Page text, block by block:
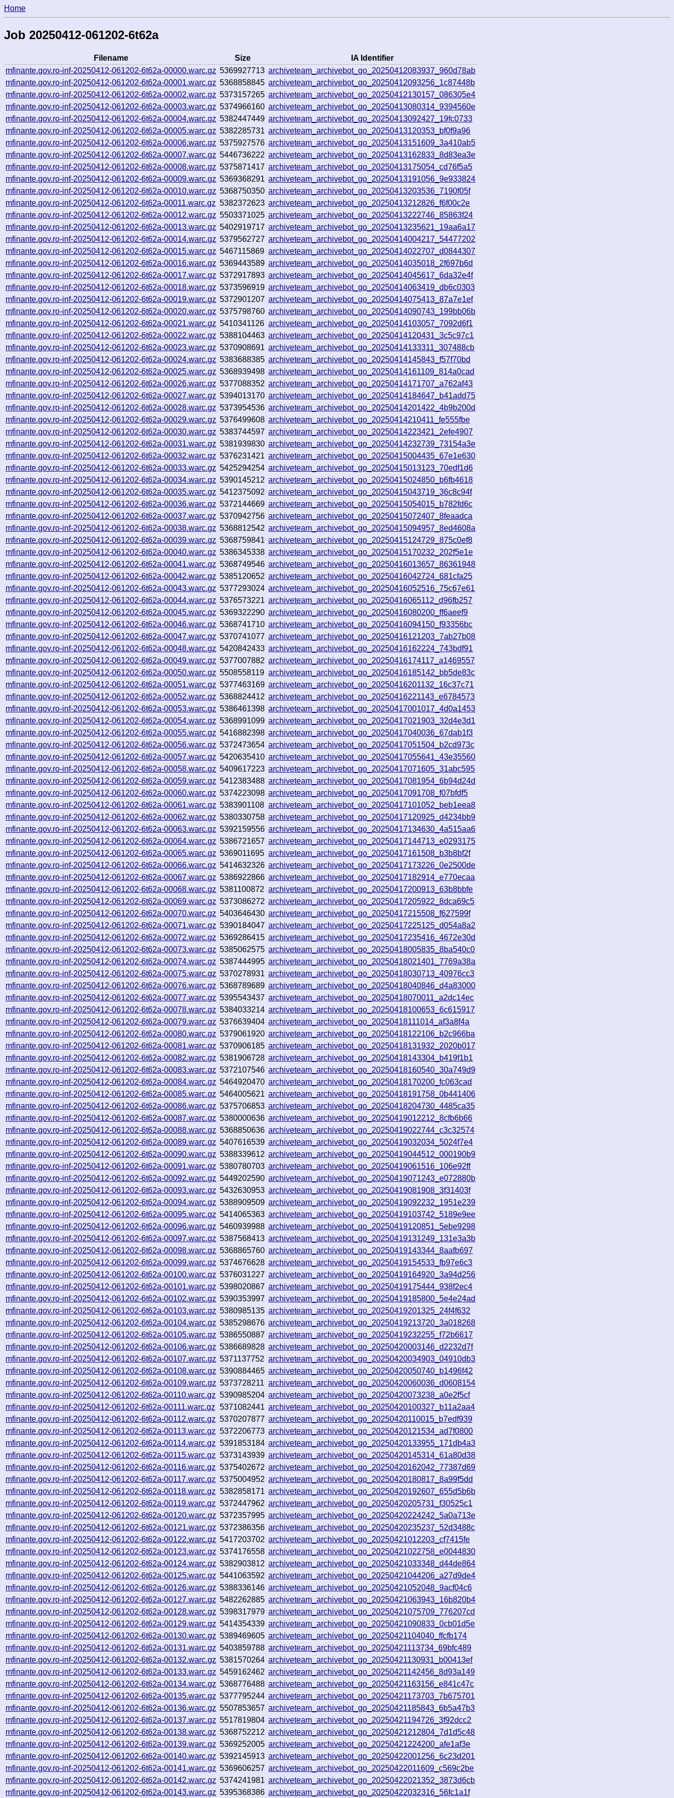
Home
Job 20250412-061202-6t62a
Filename Size
IA Identifier
mfinante.gov.ro-inf-20250412-061202-6t62a-00000.warc.gz 5369927713 archiveteam_archivebot_go_20250412083937_960d78ab
mfinante.gov.ro-inf-20250412-061202-6t62a-00001.warc.gz 5368858845 archiveteam_archivebot_go_20250412093256_1c87448b
mfinante.gov.ro-inf-20250412-061202-6t62a-00002.warc.gz 5373157265 archiveteam_archivebot_go_20250412130157_086305e4
mfinante.gov.ro-inf-20250412-061202-6t62a-00003.warc.gz 5374966160 archiveteam_archivebot_go_20250413080314_9394560e
mfinante.gov.ro-inf-20250412-061202-6t62a-00004.warc.gz 5382447449 archiveteam_archivebot_go_20250413092427_19fc0733
mfinante.gov.ro-inf-20250412-061202-6t62a-00005.warc.gz 5382285731 archiveteam_archivebot_go_20250413120353_bf0f9a96
mfinante.gov.ro-inf-20250412-061202-6t62a-00006.warc.gz 5375927576 archiveteam_archivebot_go_20250413151609_3a410ab5
mfinante.gov.ro-inf-20250412-061202-6t62a-00007.warc.gz 5446736222 archiveteam_archivebot_go_20250413162833_8d83ea3e
mfinante.gov.ro-inf-20250412-061202-6t62a-00008.warc.gz 5375871417 archiveteam_archivebot_go_20250413175054_cd76f5a5
mfinante.gov.ro-inf-20250412-061202-6t62a-00009.warc.gz 5369368291 archiveteam_archivebot_go_20250413191056_9e933824
mfinante.gov.ro-inf-20250412-061202-6t62a-00010.warc.gz 5368750350 archiveteam_archivebot_go_20250413203536_7190f05f
mfinante.gov.ro-inf-20250412-061202-6t62a-00011.warc.gz 5382372623 archiveteam_archivebot_go_20250413212826_f6f00c2e
mfinante.gov.ro-inf-20250412-061202-6t62a-00012.warc.gz 5503371025 archiveteam_archivebot_go_20250413222746_85863f24
mfinante.gov.ro-inf-20250412-061202-6t62a-00013.warc.gz 5402919717 archiveteam_archivebot_go_20250413235621_19aa6a17
mfinante.gov.ro-inf-20250412-061202-6t62a-00014.warc.gz 5379562727 archiveteam_archivebot_go_20250414004217_54477202
mfinante.gov.ro-inf-20250412-061202-6t62a-00015.warc.gz 5467115869 archiveteam_archivebot_go_20250414022707_d0844307
mfinante.gov.ro-inf-20250412-061202-6t62a-00016.warc.gz 5369443589 archiveteam_archivebot_go_20250414035018_2f697b6d
mfinante.gov.ro-inf-20250412-061202-6t62a-00017.warc.gz 5372917893 archiveteam_archivebot_go_20250414045617_6da32e4f
mfinante.gov.ro-inf-20250412-061202-6t62a-00018.warc.gz 5373596919 archiveteam_archivebot_go_20250414063419_db6c0303
mfinante.gov.ro-inf-20250412-061202-6t62a-00019.warc.gz 5372901207 archiveteam_archivebot_go_20250414075413_87a7e1ef
mfinante.gov.ro-inf-20250412-061202-6t62a-00020.warc.gz 5375798760 archiveteam_archivebot_go_20250414090743_199bb06b
mfinante.gov.ro-inf-20250412-061202-6t62a-00021.warc.gz 5410341126 archiveteam_archivebot_go_20250414103057_7092d6f1
mfinante.gov.ro-inf-20250412-061202-6t62a-00022.warc.gz 5388104463 archiveteam_archivebot_go_20250414120431_3c5c97c1
mfinante.gov.ro-inf-20250412-061202-6t62a-00023.warc.gz 5370908691 archiveteam_archivebot_go_20250414133311_307488cb
mfinante.gov.ro-inf-20250412-061202-6t62a-00024.warc.gz 5383688385 archiveteam_archivebot_go_20250414145843_f57f70bd
mfinante.gov.ro-inf-20250412-061202-6t62a-00025.warc.gz 5368939498 archiveteam_archivebot_go_20250414161109_814a0cad
mfinante.gov.ro-inf-20250412-061202-6t62a-00026.warc.gz 5377088352 archiveteam_archivebot_go_20250414171707_a762af43
mfinante.gov.ro-inf-20250412-061202-6t62a-00027.warc.gz 5394013170 archiveteam_archivebot_go_20250414184647_b41add75
mfinante.gov.ro-inf-20250412-061202-6t62a-00028.warc.gz 5373954536 archiveteam_archivebot_go_20250414201422_4b9b200d
mfinante.gov.ro-inf-20250412-061202-6t62a-00029.warc.gz 5376499608 archiveteam_archivebot_go_20250414210411_fe555fbe
mfinante.gov.ro-inf-20250412-061202-6t62a-00030.warc.gz 5383744597 archiveteam_archivebot_go_20250414223421_2efe4907
mfinante.gov.ro-inf-20250412-061202-6t62a-00031.warc.gz 5381939830 archiveteam_archivebot_go_20250414232739_73154a3e
mfinante.gov.ro-inf-20250412-061202-6t62a-00032.warc.gz 5376231421 archiveteam_archivebot_go_20250415004435_67e1e630
mfinante.gov.ro-inf-20250412-061202-6t62a-00033.warc.gz 5425294254 archiveteam_archivebot_go_20250415013123_70edf1d6
mfinante.gov.ro-inf-20250412-061202-6t62a-00034.warc.gz 5390145212 archiveteam_archivebot_go_20250415024850_b6fb4618
mfinante.gov.ro-inf-20250412-061202-6t62a-00035.warc.gz 5412375092 archiveteam_archivebot_go_20250415043719_36c8c94f
mfinante.gov.ro-inf-20250412-061202-6t62a-00036.warc.gz 5372144669 archiveteam_archivebot_go_20250415054015_b782fd6c
mfinante.gov.ro-inf-20250412-061202-6t62a-00037.warc.gz 5370942756 archiveteam_archivebot_go_20250415072407_8feaadca
mfinante.gov.ro-inf-20250412-061202-6t62a-00038.warc.gz 5368812542 archiveteam_archivebot_go_20250415094957_8ed4608a
mfinante.gov.ro-inf-20250412-061202-6t62a-00039.warc.gz 5368759841 archiveteam_archivebot_go_20250415124729_875c0ef8
mfinante.gov.ro-inf-20250412-061202-6t62a-00040.warc.gz 5386345338 archiveteam_archivebot_go_20250415170232_202f5e1e
mfinante.gov.ro-inf-20250412-061202-6t62a-00041.warc.gz 5368749546 archiveteam_archivebot_go_20250416013657_86361948
mfinante.gov.ro-inf-20250412-061202-6t62a-00042.warc.gz 5385120652 archiveteam_archivebot_go_20250416042724_681cfa25
mfinante.gov.ro-inf-20250412-061202-6t62a-00043.warc.gz 5377293024 archiveteam_archivebot_go_20250416052516_75c67e61
mfinante.gov.ro-inf-20250412-061202-6t62a-00044.warc.gz 5376573221 archiveteam_archivebot_go_20250416065112_d96fb257
mfinante.gov.ro-inf-20250412-061202-6t62a-00045.warc.gz 5369322290 archiveteam_archivebot_go_20250416080200_ff6aeef9
mfinante.gov.ro-inf-20250412-061202-6t62a-00046.warc.gz 5368741710 archiveteam_archivebot_go_20250416094150_f93356bc
mfinante.gov.ro-inf-20250412-061202-6t62a-00047.warc.gz 5370741077 archiveteam_archivebot_go_20250416121203_7ab27b08
mfinante.gov.ro-inf-20250412-061202-6t62a-00048.warc.gz 5420842433 archiveteam_archivebot_go_20250416162224_743bdf91
mfinante.gov.ro-inf-20250412-061202-6t62a-00049.warc.gz 5377007882 archiveteam_archivebot_go_20250416174117_a1469557
mfinante.gov.ro-inf-20250412-061202-6t62a-00050.warc.gz 5508558119 archiveteam_archivebot_go_20250416185142_bb5de83c
mfinante.gov.ro-inf-20250412-061202-6t62a-00051.warc.gz 5377463169 archiveteam_archivebot_go_20250416201132_16c37c71
mfinante.gov.ro-inf-20250412-061202-6t62a-00052.warc.gz 5368824412 archiveteam_archivebot_go_20250416221143_e6784573
mfinante.gov.ro-inf-20250412-061202-6t62a-00053.warc.gz 5386461398 archiveteam_archivebot_go_20250417001017_4d0a1453
mfinante.gov.ro-inf-20250412-061202-6t62a-00054.warc.gz 5368991099 archiveteam_archivebot_go_20250417021903_32d4e3d1
mfinante.gov.ro-inf-20250412-061202-6t62a-00055.warc.gz 5416882398 archiveteam_archivebot_go_20250417040036_67dab1f3
mfinante.gov.ro-inf-20250412-061202-6t62a-00056.warc.gz 5372473654 archiveteam_archivebot_go_20250417051504_b2cd973c
mfinante.gov.ro-inf-20250412-061202-6t62a-00057.warc.gz 5420635410 archiveteam_archivebot_go_20250417055641_43e35560
mfinante.gov.ro-inf-20250412-061202-6t62a-00058.warc.gz 5409617223 archiveteam_archivebot_go_20250417071605_31abc595
mfinante.gov.ro-inf-20250412-061202-6t62a-00059.warc.gz 5412383488 archiveteam_archivebot_go_20250417081954_6b94d24d
mfinante.gov.ro-inf-20250412-061202-6t62a-00060.warc.gz 5374223098 archiveteam_archivebot_go_20250417091708_f07bfdf5
mfinante.gov.ro-inf-20250412-061202-6t62a-00061.warc.gz 5383901108 archiveteam_archivebot_go_20250417101052_beb1eea8
mfinante.gov.ro-inf-20250412-061202-6t62a-00062.warc.gz 5380330758 archiveteam_archivebot_go_20250417120925_d4234bb9
mfinante.gov.ro-inf-20250412-061202-6t62a-00063.warc.gz 5392159556 archiveteam_archivebot_go_20250417134630_4a515aa6
mfinante.gov.ro-inf-20250412-061202-6t62a-00064.warc.gz 5386721657 archiveteam_archivebot_go_20250417144713_e0293175
mfinante.gov.ro-inf-20250412-061202-6t62a-00065.warc.gz 5369011695 archiveteam_archivebot_go_20250417161508_b3b8bf2f
mfinante.gov.ro-inf-20250412-061202-6t62a-00066.warc.gz 5414632326 archiveteam_archivebot_go_20250417173226_0e2500de
mfinante.gov.ro-inf-20250412-061202-6t62a-00067.warc.gz 5386922866 archiveteam_archivebot_go_20250417182914_e770ecaa
mfinante.gov.ro-inf-20250412-061202-6t62a-00068.warc.gz 5381100872 archiveteam_archivebot_go_20250417200913_63b8bbfe
mfinante.gov.ro-inf-20250412-061202-6t62a-00069.warc.gz 5373086272 archiveteam_archivebot_go_20250417205922_8dca69c5
mfinante.gov.ro-inf-20250412-061202-6t62a-00070.warc.gz 5403646430 archiveteam_archivebot_go_20250417215508_f627599f
mfinante.gov.ro-inf-20250412-061202-6t62a-00071.warc.gz 5390184047 archiveteam_archivebot_go_20250417225125_d054a8a2
mfinante.gov.ro-inf-20250412-061202-6t62a-00072.warc.gz 5369286415 archiveteam_archivebot_go_20250417235416_4672e30d
mfinante.gov.ro-inf-20250412-061202-6t62a-00073.warc.gz 5385062575 archiveteam_archivebot_go_20250418005835_8ba540c0
mfinante.gov.ro-inf-20250412-061202-6t62a-00074.warc.gz 5387444995 archiveteam_archivebot_go_20250418021401_7769a38a
mfinante.gov.ro-inf-20250412-061202-6t62a-00075.warc.gz 5370278931 archiveteam_archivebot_go_20250418030713_40976cc3
mfinante.gov.ro-inf-20250412-061202-6t62a-00076.warc.gz 5368789689 archiveteam_archivebot_go_20250418040846_d4a83000
mfinante.gov.ro-inf-20250412-061202-6t62a-00077.warc.gz 5395543437 archiveteam_archivebot_go_20250418070011_a2dc14ec
mfinante.gov.ro-inf-20250412-061202-6t62a-00078.warc.gz 5384033214 archiveteam_archivebot_go_20250418100653_6c615917
mfinante.gov.ro-inf-20250412-061202-6t62a-00079.warc.gz 5376639404 archiveteam_archivebot_go_20250418111014_af3a8f4a
mfinante.gov.ro-inf-20250412-061202-6t62a-00080.warc.gz 5379061920 archiveteam_archivebot_go_20250418122106_b2c966ba
mfinante.gov.ro-inf-20250412-061202-6t62a-00081.warc.gz 5370906185 archiveteam_archivebot_go_20250418131932_2020b017
mfinante.gov.ro-inf-20250412-061202-6t62a-00082.warc.gz 5381906728 archiveteam_archivebot_go_20250418143304_b419f1b1
mfinante.gov.ro-inf-20250412-061202-6t62a-00083.warc.gz 5372107546 archiveteam_archivebot_go_20250418160540_30a749d9
mfinante.gov.ro-inf-20250412-061202-6t62a-00084.warc.gz 5464920470 archiveteam_archivebot_go_20250418170200_fc063cad
mfinante.gov.ro-inf-20250412-061202-6t62a-00085.warc.gz 5464005621 archiveteam_archivebot_go_20250418191758_0b441406
mfinante.gov.ro-inf-20250412-061202-6t62a-00086.warc.gz 5375706853 archiveteam_archivebot_go_20250418204730_4485ca35
mfinante.gov.ro-inf-20250412-061202-6t62a-00087.warc.gz 5380000636 archiveteam_archivebot_go_20250419012212_8cfb6b66
mfinante.gov.ro-inf-20250412-061202-6t62a-00088.warc.gz 5368850636 archiveteam_archivebot_go_20250419022744_c3c32574
mfinante.gov.ro-inf-20250412-061202-6t62a-00089.warc.gz 5407616539 archiveteam_archivebot_go_20250419032034_5024f7e4
mfinante.gov.ro-inf-20250412-061202-6t62a-00090.warc.gz 5388339612 archiveteam_archivebot_go_20250419044512_000190b9
mfinante.gov.ro-inf-20250412-061202-6t62a-00091.warc.gz 5380780703 archiveteam_archivebot_go_20250419061516_106e92ff
mfinante.gov.ro-inf-20250412-061202-6t62a-00092.warc.gz 5449202590 archiveteam_archivebot_go_20250419071243_e072880b
mfinante.gov.ro-inf-20250412-061202-6t62a-00093.warc.gz 5432630953 archiveteam_archivebot_go_20250419081908_3f31403f
mfinante.gov.ro-inf-20250412-061202-6t62a-00094.warc.gz 5388909509 archiveteam_archivebot_go_20250419092232_1951e239
mfinante.gov.ro-inf-20250412-061202-6t62a-00095.warc.gz 5414065363 archiveteam_archivebot_go_20250419103742_5189e9ee
mfinante.gov.ro-inf-20250412-061202-6t62a-00096.warc.gz 5460939988 archiveteam_archivebot_go_20250419120851_5ebe9298
mfinante.gov.ro-inf-20250412-061202-6t62a-00097.warc.gz 5387568413 archiveteam_archivebot_go_20250419131249_131e3a3b
mfinante.gov.ro-inf-20250412-061202-6t62a-00098.warc.gz 5368865760 archiveteam_archivebot_go_20250419143344_8aafb697
mfinante.gov.ro-inf-20250412-061202-6t62a-00099.warc.gz 5374676628 archiveteam_archivebot_go_20250419154533_fb97e6c3
mfinante.gov.ro-inf-20250412-061202-6t62a-00100.warc.gz 5376031227 archiveteam_archivebot_go_20250419164920_3a94d256
mfinante.gov.ro-inf-20250412-061202-6t62a-00101.warc.gz 5398020867 archiveteam_archivebot_go_20250419175444_938f2ec4
mfinante.gov.ro-inf-20250412-061202-6t62a-00102.warc.gz 5390353997 archiveteam_archivebot_go_20250419185800_5e4e24ad
mfinante.gov.ro-inf-20250412-061202-6t62a-00103.warc.gz 5380985135 archiveteam_archivebot_go_20250419201325_24f4f632
mfinante.gov.ro-inf-20250412-061202-6t62a-00104.warc.gz 5385298676 archiveteam_archivebot_go_20250419213720_3a018268
mfinante.gov.ro-inf-20250412-061202-6t62a-00105.warc.gz 5386550887 archiveteam_archivebot_go_20250419232255_f72b6617
mfinante.gov.ro-inf-20250412-061202-6t62a-00106.warc.gz 5386689828 archiveteam_archivebot_go_20250420003146_d2232d7f
mfinante.gov.ro-inf-20250412-061202-6t62a-00107.warc.gz 5371137752 archiveteam_archivebot_go_20250420034903_04910db3
mfinante.gov.ro-inf-20250412-061202-6t62a-00108.warc.gz 5390884465 archiveteam_archivebot_go_20250420050740_b1496f42
mfinante.gov.ro-inf-20250412-061202-6t62a-00109.warc.gz 5373728211 archiveteam_archivebot_go_20250420060036_d0608154
mfinante.gov.ro-inf-20250412-061202-6t62a-00110.warc.gz 5390985204 archiveteam_archivebot_go_20250420073238_a0e2f5cf
mfinante.gov.ro-inf-20250412-061202-6t62a-00111.warc.gz 5371082441 archiveteam_archivebot_go_20250420100327_b11a2aa4
mfinante.gov.ro-inf-20250412-061202-6t62a-00112.warc.gz 5370207877 archiveteam_archivebot_go_20250420110015_b7edf939
mfinante.gov.ro-inf-20250412-061202-6t62a-00113.warc.gz 5372206773 archiveteam_archivebot_go_20250420121534_ad7f0800
mfinante.gov.ro-inf-20250412-061202-6t62a-00114.warc.gz 5391853184 archiveteam_archivebot_go_20250420133955_171db4a3
mfinante.gov.ro-inf-20250412-061202-6t62a-00115.warc.gz 5373143939 archiveteam_archivebot_go_20250420145314_61a80d38
mfinante.gov.ro-inf-20250412-061202-6t62a-00116.warc.gz 5375402672 archiveteam_archivebot_go_20250420162042_77387d69
mfinante.gov.ro-inf-20250412-061202-6t62a-00117.warc.gz 5375004952 archiveteam_archivebot_go_20250420180817_8a99f5dd
mfinante.gov.ro-inf-20250412-061202-6t62a-00118.warc.gz 5382858171 archiveteam_archivebot_go_20250420192607_655d5b6b
mfinante.gov.ro-inf-20250412-061202-6t62a-00119.warc.gz 5372447962 archiveteam_archivebot_go_20250420205731_f30525c1
mfinante.gov.ro-inf-20250412-061202-6t62a-00120.warc.gz 5372357995 archiveteam_archivebot_go_20250420224242_5a0a713e
mfinante.gov.ro-inf-20250412-061202-6t62a-00121.warc.gz 5372386356 archiveteam_archivebot_go_20250420235237_52d3488c
mfinante.gov.ro-inf-20250412-061202-6t62a-00122.warc.gz 5417203702 archiveteam_archivebot_go_20250421012203_cf7415fe
mfinante.gov.ro-inf-20250412-061202-6t62a-00123.warc.gz 5374176558 archiveteam_archivebot_go_20250421022758_e0044830
mfinante.gov.ro-inf-20250412-061202-6t62a-00124.warc.gz 5382903812 archiveteam_archivebot_go_20250421033348_d44de864
mfinante.gov.ro-inf-20250412-061202-6t62a-00125.warc.gz 5441063592 archiveteam_archivebot_go_20250421044206_a27d9de4
mfinante.gov.ro-inf-20250412-061202-6t62a-00126.warc.gz 5388336146 archiveteam_archivebot_go_20250421052048_9acf04c6
mfinante.gov.ro-inf-20250412-061202-6t62a-00127.warc.gz 5482262885 archiveteam_archivebot_go_20250421063943_16b820b4
mfinante.gov.ro-inf-20250412-061202-6t62a-00128.warc.gz 5398317979 archiveteam_archivebot_go_20250421075709_776207cd
mfinante.gov.ro-inf-20250412-061202-6t62a-00129.warc.gz 5414354339 archiveteam_archivebot_go_20250421090833_0cb01d5e
mfinante.gov.ro-inf-20250412-061202-6t62a-00130.warc.gz 5389469605 archiveteam_archivebot_go_20250421104040_ffcfb174
mfinante.gov.ro-inf-20250412-061202-6t62a-00131.warc.gz 5403859788 archiveteam_archivebot_go_20250421113734_69bfc489
mfinante.gov.ro-inf-20250412-061202-6t62a-00132.warc.gz 5381570264 archiveteam_archivebot_go_20250421130931_b00413ef
mfinante.gov.ro-inf-20250412-061202-6t62a-00133.warc.gz 5459162462 archiveteam_archivebot_go_20250421142456_8d93a149
mfinante.gov.ro-inf-20250412-061202-6t62a-00134.warc.gz 5368776488 archiveteam_archivebot_go_20250421163156_e841c47c
mfinante.gov.ro-inf-20250412-061202-6t62a-00135.warc.gz 5377795244 archiveteam_archivebot_go_20250421173703_7b675701
mfinante.gov.ro-inf-20250412-061202-6t62a-00136.warc.gz 5507853657 archiveteam_archivebot_go_20250421185843_6b5a47b3
mfinante.gov.ro-inf-20250412-061202-6t62a-00137.warc.gz 5517819804 archiveteam_archivebot_go_20250421194726_3f92dcc2
mfinante.gov.ro-inf-20250412-061202-6t62a-00138.warc.gz 5368752212 archiveteam_archivebot_go_20250421212804_7d1d5c48
mfinante.gov.ro-inf-20250412-061202-6t62a-00139.warc.gz 5369252005 archiveteam_archivebot_go_20250421224200_afe1af3e
mfinante.gov.ro-inf-20250412-061202-6t62a-00140.warc.gz 5392145913 archiveteam_archivebot_go_20250422001256_6c23d201
mfinante.gov.ro-inf-20250412-061202-6t62a-00141.warc.gz 5369606257 archiveteam_archivebot_go_20250422011609_c569c2be
mfinante.gov.ro-inf-20250412-061202-6t62a-00142.warc.gz 5374241981 archiveteam_archivebot_go_20250422021352_3873d6cb
mfinante.gov.ro-inf-20250412-061202-6t62a-00143.warc.gz 5395368386 archiveteam_archivebot_go_20250422032316_56fc1a1f